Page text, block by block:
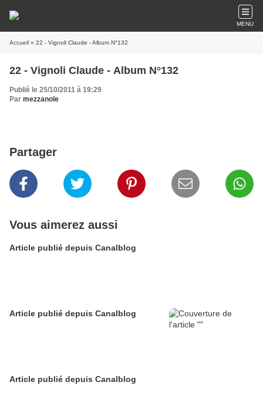
MENU
Accueil » 22 - Vignoli Claude - Album N°132
22 - Vignoli Claude - Album N°132
Publié le 25/10/2011 à 19:29
Par mezzanole
Partager
Vous aimerez aussi
Article publié depuis Canalblog
Article publié depuis Canalblog
Article publié depuis Canalblog